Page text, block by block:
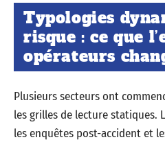
Typologies
risque : ce que
opérateurs
Plusieurs secteurs ont
les grilles de lecture statiques.
les enquêtes post-accident et